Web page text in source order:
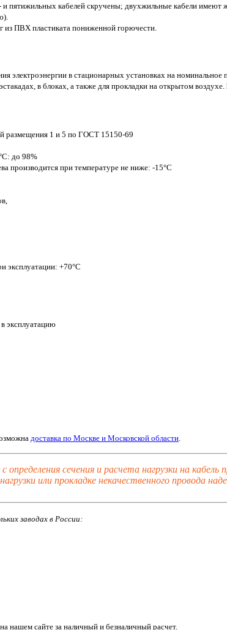
пятижильных кабелей скручены; двухжильные кабели
из ПВХ пластиката пониженной горючести.
электроэнергии в стационарных установках на
в блоках, а также для прокладки на открытом
размещения 1 и 5 по ГОСТ 15150-69
до 98%
производится при температуре не ниже: -15°С
эксплуатации: +70°С
эксплуатацию
доставка по Москве и Московской области
определения сечения и расчета нагрузки на
или прокладке некачественного провода
заводах в России:
сайте за наличный и безналичный расчет.